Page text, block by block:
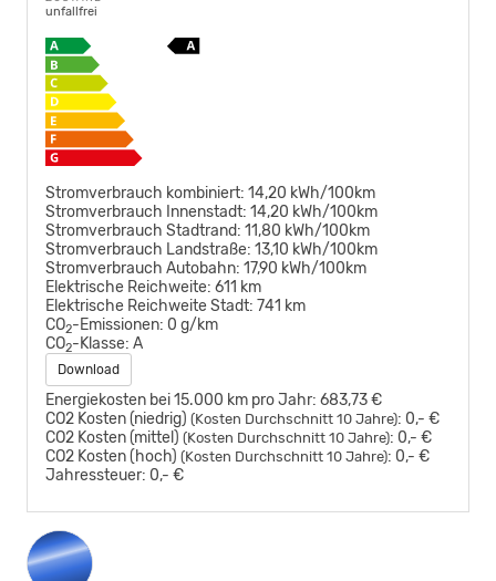
unfallfrei
Stromverbrauch kombiniert: 14,20 kWh/100km
Stromverbrauch Innenstadt: 14,20 kWh/100km
Stromverbrauch Stadtrand: 11,80 kWh/100km
Stromverbrauch Landstraße: 13,10 kWh/100km
Stromverbrauch Autobahn: 17,90 kWh/100km
Elektrische Reichweite: 611 km
Elektrische Reichweite Stadt: 741 km
CO2-Emissionen: 0 g/km
CO2-Klasse: A
Download
Energiekosten bei 15.000 km pro Jahr: 683,73 €
CO2 Kosten (niedrig) (Kosten Durchschnitt 10 Jahre): 0,- €
CO2 Kosten (mittel) (Kosten Durchschnitt 10 Jahre): 0,- €
CO2 Kosten (hoch) (Kosten Durchschnitt 10 Jahre): 0,- €
Jahressteuer: 0,- €